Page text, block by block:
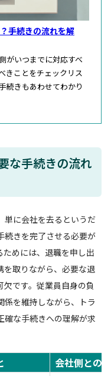
手続きの流れを解
がいつまでに対応すべ
きことをチェックリス
続きもあわせてわかり
な手続きの流れ
単に会社を去るというだ
続きを完了させる必要が
ためには、退職を申し出
を取りながら、必要な退
です。従業員自身の負
係を維持しながら、トラ
確な手続きへの理解が求
会社側との